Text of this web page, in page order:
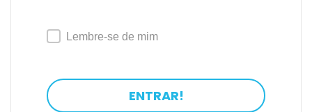
Lembre-se de mim
ENTRAR!